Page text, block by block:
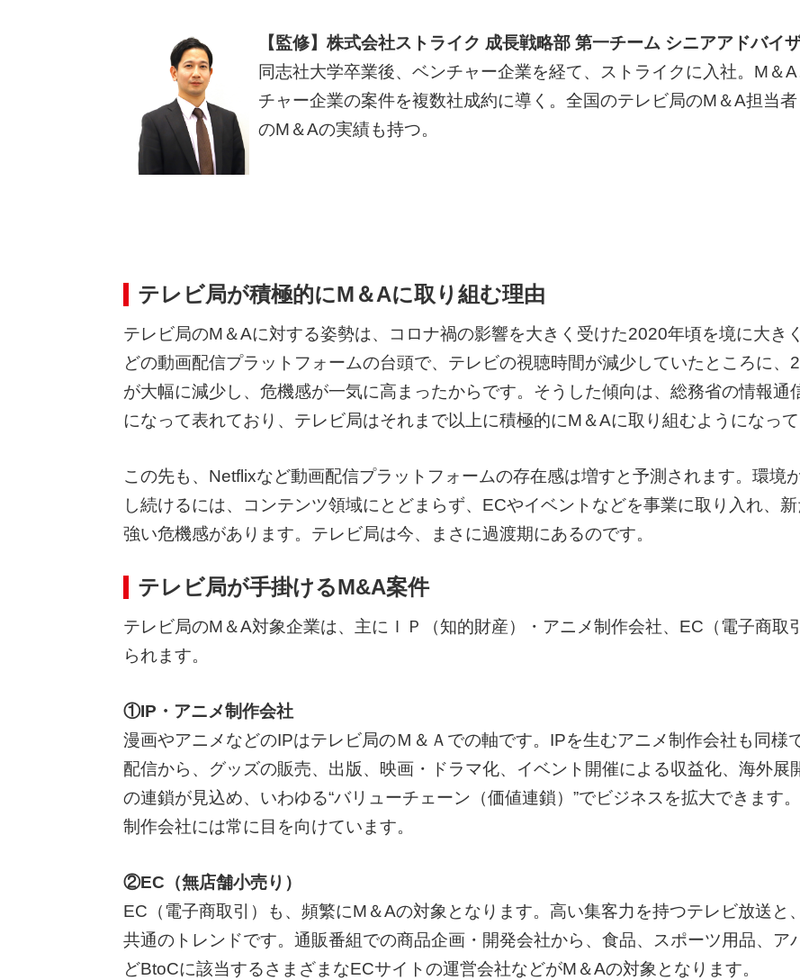
【監修】株式会社ストライク 成長戦略部 第一チーム シニアアドバイ
同志社大学卒業後、ベンチャー企業を経て、ストライクに入社。M＆
チャー企業の案件を複数社成約に導く。全国のテレビ局のM＆A担当
のM＆Aの実績も持つ。
テレビ局が積極的にM＆Aに取り組む理由
テレビ局のM＆Aに対する姿勢は、コロナ禍の影響を大きく受けた2020年頃を境に大き
どの動画配信プラットフォームの台頭で、テレビの視聴時間が減少していたところに、
が大幅に減少し、危機感が一気に高まったからです。そうした傾向は、総務省の情報通
になって表れており、テレビ局はそれまで以上に積極的にM＆Aに取り組むようになって
この先も、Netflixなど動画配信プラットフォームの存在感は増すと予測されます。環境
し続けるには、コンテンツ領域にとどまらず、ECやイベントなどを事業に取り入れ、
強い危機感があります。テレビ局は今、まさに過渡期にあるのです。
テレビ局が手掛けるM&A案件
テレビ局のM＆A対象企業は、主にＩＰ（知的財産）・アニメ制作会社、EC（電子商取
られます。
①IP・アニメ制作会社
漫画やアニメなどのIPはテレビ局のＭ＆Ａでの軸です。IPを生むアニメ制作会社も同様
配信から、グッズの販売、出版、映画・ドラマ化、イベント開催による収益化、海外展
の連鎖が見込め、いわゆる“バリューチェーン（価値連鎖）”でビジネスを拡大できます
制作会社には常に目を向けています。
②EC（無店舗小売り）
EC（電子商取引）も、頻繁にM＆Aの対象となります。高い集客力を持つテレビ放送と
共通のトレンドです。通販番組での商品企画・開発会社から、食品、スポーツ用品、ア
どBtoCに該当するさまざまなECサイトの運営会社などがM＆Aの対象となります。